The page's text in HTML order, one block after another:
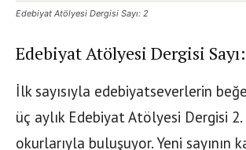
Edebiyat Atölyesi Dergisi Sayı: 2
Edebiyat Atölyesi Dergisi
İlk sayısıyla edebiyatseverlerin
üç aylık Edebiyat Atölyesi Dergisi 2.
okurlarıyla buluşuyor. Yeni sayının